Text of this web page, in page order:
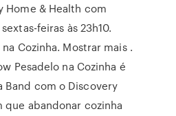
Home & Health com
feiras às 23h10.
Cozinha. Mostrar mais .
Pesadelo na Cozinha é
Band com o Discovery
que abandonar cozinha